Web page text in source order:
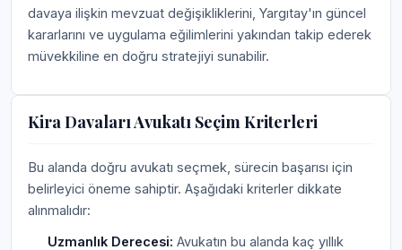
davaya ilişkin mevzuat değişikliklerini, Yargıtay'ın güncel
kararlarını ve uygulama eğilimlerini yakından takip ederek
müvekkiline en doğru stratejiyi sunabilir.
Kira Davaları Avukatı Seçim Kriterleri
Bu alanda doğru avukatı seçmek, sürecin başarısı için
belirleyici öneme sahiptir. Aşağıdaki kriterler dikkate
alınmalıdır:
Uzmanlık Derecesi: Avukatın bu alanda kaç yıllık